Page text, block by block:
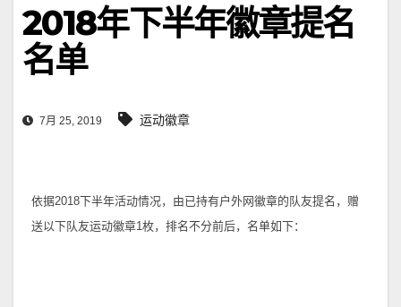
2018年下半年徽章提名
名单
7月 25, 2019 运动徽章
依据2018下半年活动情况，由已持有户外网徽章的队友提名，赠
送以下队友运动徽章1枚，排名不分前后，名单如下：